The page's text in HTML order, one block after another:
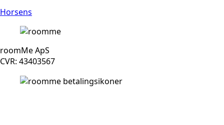
Horsens
roomMe ApS
CVR: 43403567